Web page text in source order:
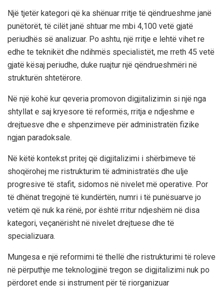
Një tjetër kategori që ka shënuar rritje të qëndrueshme janë
punëtorët, të cilët janë shtuar me mbi 4,100 vetë gjatë
periudhës së analizuar. Po ashtu, një rritje e lehtë vihet re
edhe te teknikët dhe ndihmës specialistët, me rreth 45 vetë
gjatë kësaj periudhe, duke ruajtur një qëndrueshmëri në
strukturën shtetërore.
Në një kohë kur qeveria promovon digjitalizimin si një nga
shtyllat e saj kryesore të reformës, rritja e ndjeshme e
drejtuesve dhe e shpenzimeve për administratën fizike
ngjan paradoksale.
Në këtë kontekst pritej që digjitalizimi i shërbimeve të
shoqërohej me ristrukturim të administratës dhe ulje
progresive të stafit, sidomos në nivelet më operative. Por
të dhënat tregojnë të kundërtën, numri i të punësuarve jo
vetëm që nuk ka rënë, por është rritur ndjeshëm në disa
kategori, veçanërisht në nivelet drejtuese dhe të
specializuara.
Mungesa e një reformimi të thellë dhe ristrukturimi të roleve
në përputhje me teknologjinë tregon se digjitalizimi nuk po
përdoret ende si instrument për të riorganizuar